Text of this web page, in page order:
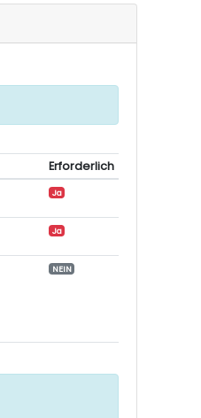
Erforderlich
Ja
Ja
NEIN